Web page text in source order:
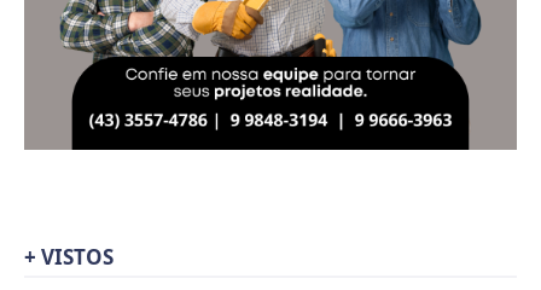
+ VISTOS